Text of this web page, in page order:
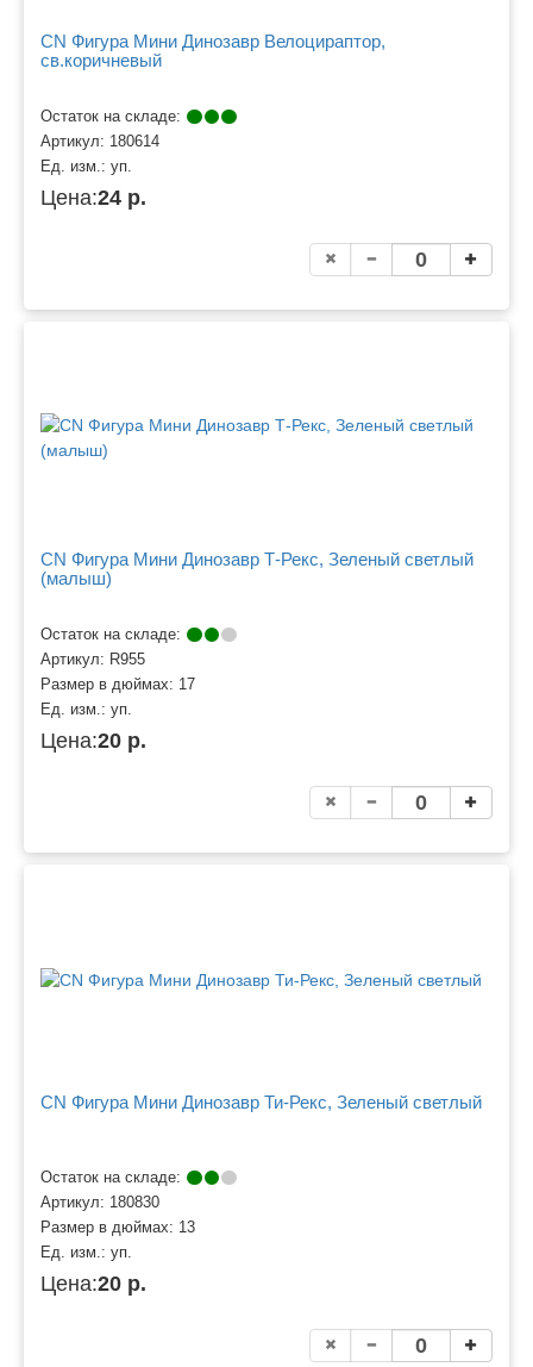
CN Фигура Мини Динозавр Велоцираптор,
св.коричневый
Остаток на складе:
Артикул: 180614
Ед. изм.: уп.
Цена:24 р.
CN Фигура Мини Динозавр Т-Рекс, Зеленый светлый
(малыш)
Остаток на складе:
Артикул: R955
Размер в дюймах: 17
Ед. изм.: уп.
Цена:20 р.
CN Фигура Мини Динозавр Ти-Рекс, Зеленый светлый
Остаток на складе:
Артикул: 180830
Размер в дюймах: 13
Ед. изм.: уп.
Цена:20 р.